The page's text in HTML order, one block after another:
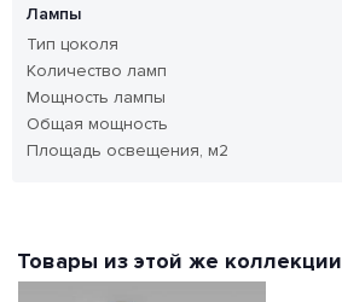
Лампы
Тип цоколя
Количество ламп
Мощность лампы
Общая мощность
Площадь освещения, м2
Товары из этой же коллекции